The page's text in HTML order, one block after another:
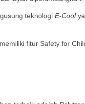
teknologi E-Cool
fitur Safety for